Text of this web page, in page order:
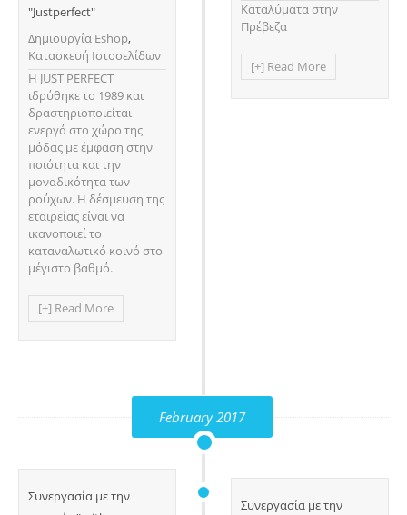
"Justperfect"
Δημιουργία Eshop,
Κατασκευή Ιστοσελίδων
Η JUST PERFECT
ιδρύθηκε το 1989 και
δραστηριοποιείται
ενεργά στο χώρο της
μόδας με έμφαση στην
ποιότητα και την
μοναδικότητα των
ρούχων. Η δέσμευση της
εταιρείας είναι να
ικανοποιεί το
καταναλωτικό κοινό στο
μέγιστο βαθμό.
[+] Read More
Καταλύματα στην
Πρέβεζα
[+] Read More
February 2017
Συνεργασία με την
Συνεργασία με την